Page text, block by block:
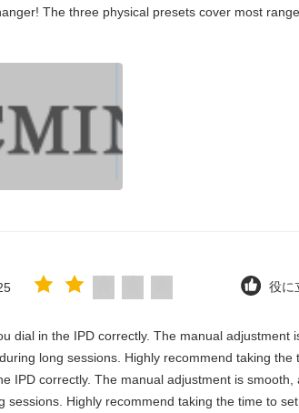
The three physical presets cover most
役に
dial in the IPD correctly. The manual adjustment
long sessions. Highly recommend taking
IPD correctly. The manual adjustment is
Highly recommend taking the time to